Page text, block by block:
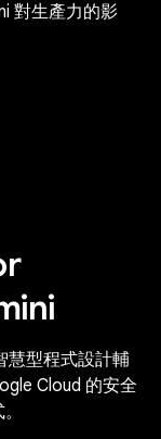
對生產力的影
慧型程式設計輔
Cloud 的安全